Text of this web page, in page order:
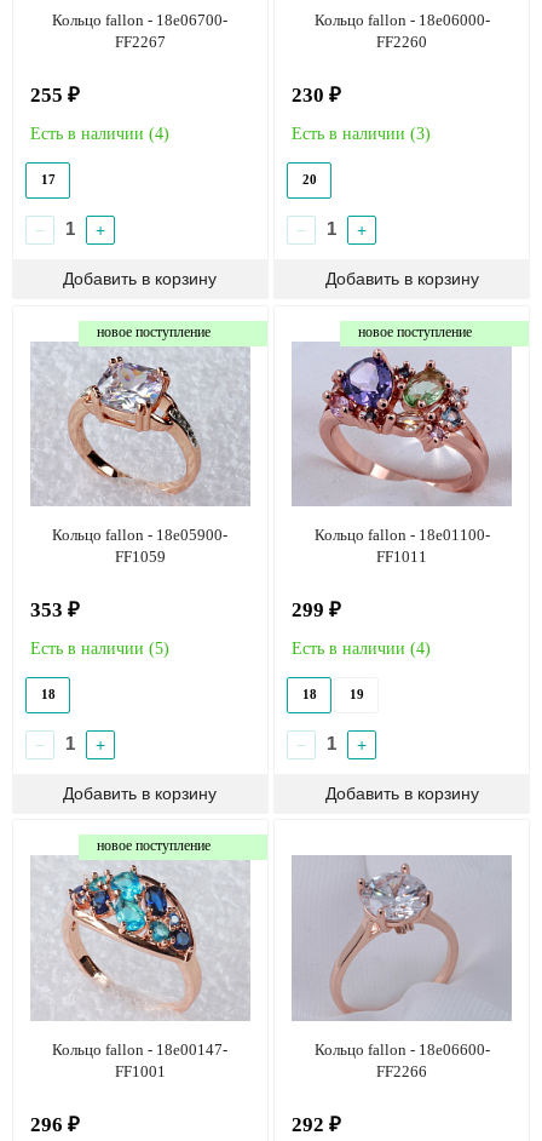
Кольцо fallon - 18e06700-
FF2267
255 ₽
Есть в наличии (4)
17
− +
Кольцо fallon - 18e06000-
FF2260
230 ₽
Есть в наличии (3)
20
− +
новое поступление
Кольцо fallon - 18e05900-
FF1059
353 ₽
Есть в наличии (5)
18
− +
новое поступление
Кольцо fallon - 18e01100-
FF1011
299 ₽
Есть в наличии (4)
18 19
− +
новое поступление
Кольцо fallon - 18e00147-
FF1001
296 ₽
Кольцо fallon - 18e06600-
FF2266
292 ₽